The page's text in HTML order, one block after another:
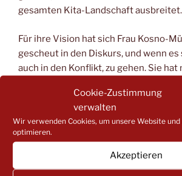
Cookie-Zustimmung
verwalten
Wir verwenden Cookies, um unsere Website
optimieren.
Akzeptieren
gesamten Kita-Landschaft ausbreitet.
Für ihre Vision hat sich Frau Kosno-
gescheut in den Diskurs, und wenn
auch in den Konflikt, zu gehen. Sie
festgefahrene Einstellungen stieß.
gegen die veralteten Vorstellungen
Pädagogik einer Kita Eltern nichts
schlimmer – dass Eltern die
strukturellen Zusammenhänge hier
verstehen können.